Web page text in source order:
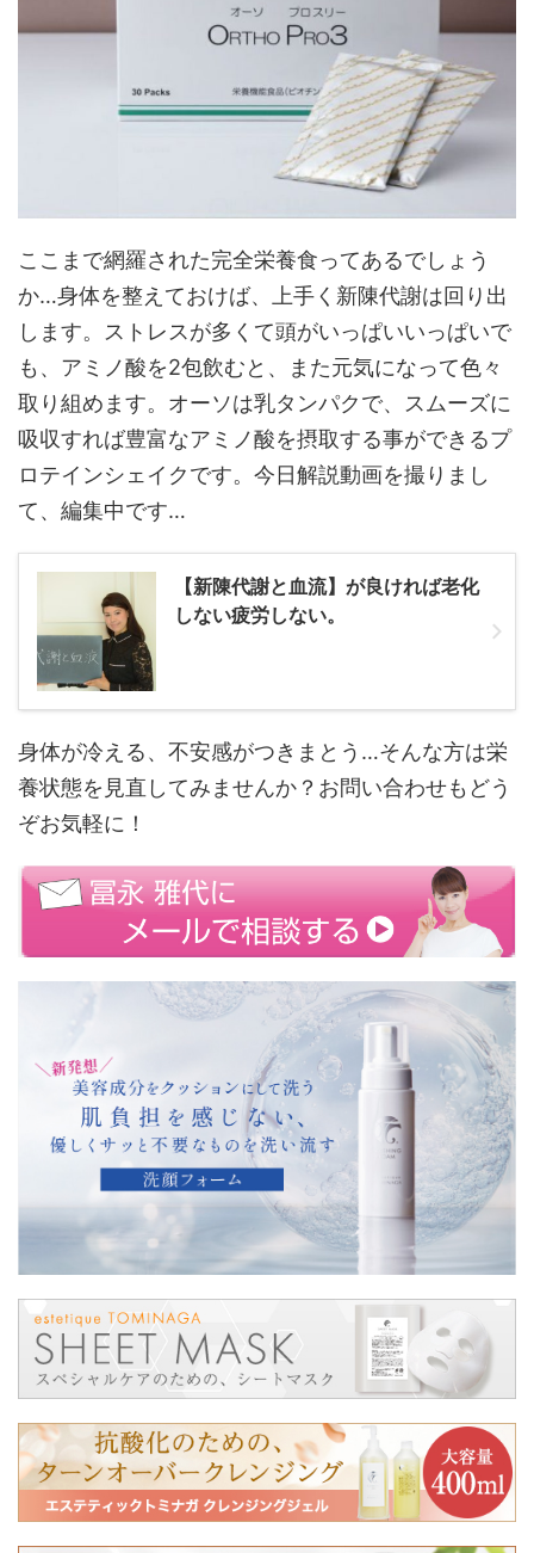
ここまで網羅された完全栄養食ってあるでしょう
か…身体を整えておけば、上手く新陳代謝は回り出
します。ストレスが多くて頭がいっぱいいっぱいで
も、アミノ酸を2包飲むと、また元気になって色々
取り組めます。オーソは乳タンパクで、スムーズに
吸収すれば豊富なアミノ酸を摂取する事ができるプ
ロテインシェイクです。今日解説動画を撮りまし
て、編集中です…
【新陳代謝と血流】が良ければ老化
しない疲労しない。
身体が冷える、不安感がつきまとう…そんな方は栄
養状態を見直してみませんか？お問い合わせもどう
ぞお気軽に！